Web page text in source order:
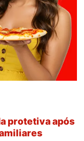
protetiva após